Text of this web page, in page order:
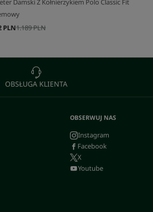
Damski Z Kołnierzykiem Polo Classic Fit
1.189 PLN
PLN
OBSŁUGA KLIENTA
OBSERWUJ NAS
Instagram
Facebook
X
Youtube